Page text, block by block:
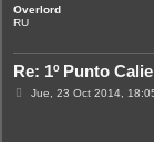
Overlord
RU
Re: 1º Punto
M
Jue, 23 Oct 2014,